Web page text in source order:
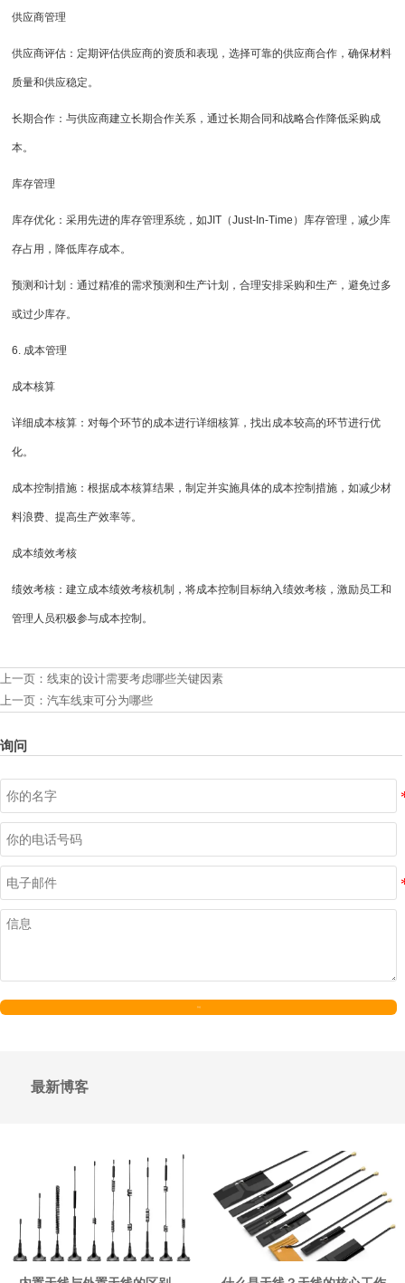
供应商管理
供应商评估：定期评估供应商的资质和表现，选择可靠的供应商合作，确保材料
质量和供应稳定。
长期合作：与供应商建立长期合作关系，通过长期合同和战略合作降低采购成
本。
库存管理
库存优化：采用先进的库存管理系统，如JIT（Just-In-Time）库存管理，减少库
存占用，降低库存成本。
预测和计划：通过精准的需求预测和生产计划，合理安排采购和生产，避免过多
或过少库存。
6. 成本管理
成本核算
详细成本核算：对每个环节的成本进行详细核算，找出成本较高的环节进行优
化。
成本控制措施：根据成本核算结果，制定并实施具体的成本控制措施，如减少材
料浪费、提高生产效率等。
成本绩效考核
绩效考核：建立成本绩效考核机制，将成本控制目标纳入绩效考核，激励员工和
管理人员积极参与成本控制。
上一页： 线束的设计需要考虑哪些关键因素
上一页： 汽车线束可分为哪些
询问
最新博客